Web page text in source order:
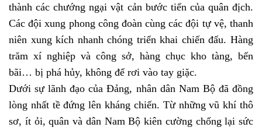
thành các chướng ngại vật cản bước tiến của quân địch.
Các đội xung phong công đoàn cùng các đội tự vệ, thanh
niên xung kích nhanh chóng triển khai chiến đấu. Hàng
trăm xí nghiệp và công sở, hàng chục kho tàng, bến
bãi… bị phá hủy, không để rơi vào tay giặc.
Dưới sự lãnh đạo của Đảng, nhân dân Nam Bộ đã đồng
lòng nhất tề đứng lên kháng chiến. Từ những vũ khí thô
sơ, ít ỏi, quân và dân Nam Bộ kiên cường chống lại sức